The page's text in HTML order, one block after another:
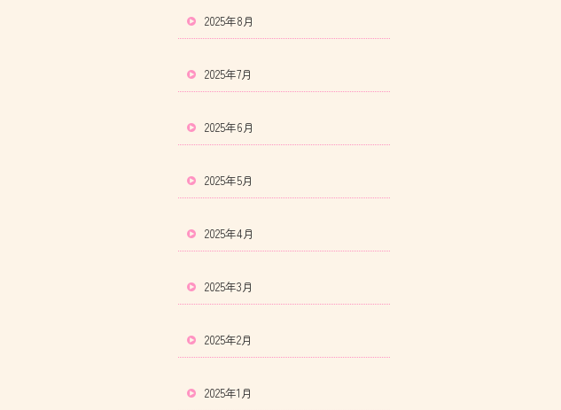
2025年8月
2025年7月
2025年6月
2025年5月
2025年4月
2025年3月
2025年2月
2025年1月